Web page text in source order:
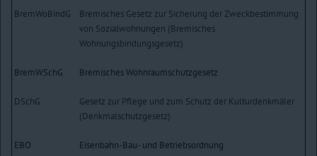
BremWoBindG
Bremisches Gesetz zur Sicherung der Zweckbestimmung
von Sozialwohnungen (Bremisches
Wohnungsbindungsgesetz)
BremWSchG Bremisches Wohnraumschutzgesetz
DSchG
Gesetz zur Pflege und zum Schutz der Kulturdenkmäler
(Denkmalschutzgesetz)
EBO Eisenbahn-Bau- und Betriebsordnung